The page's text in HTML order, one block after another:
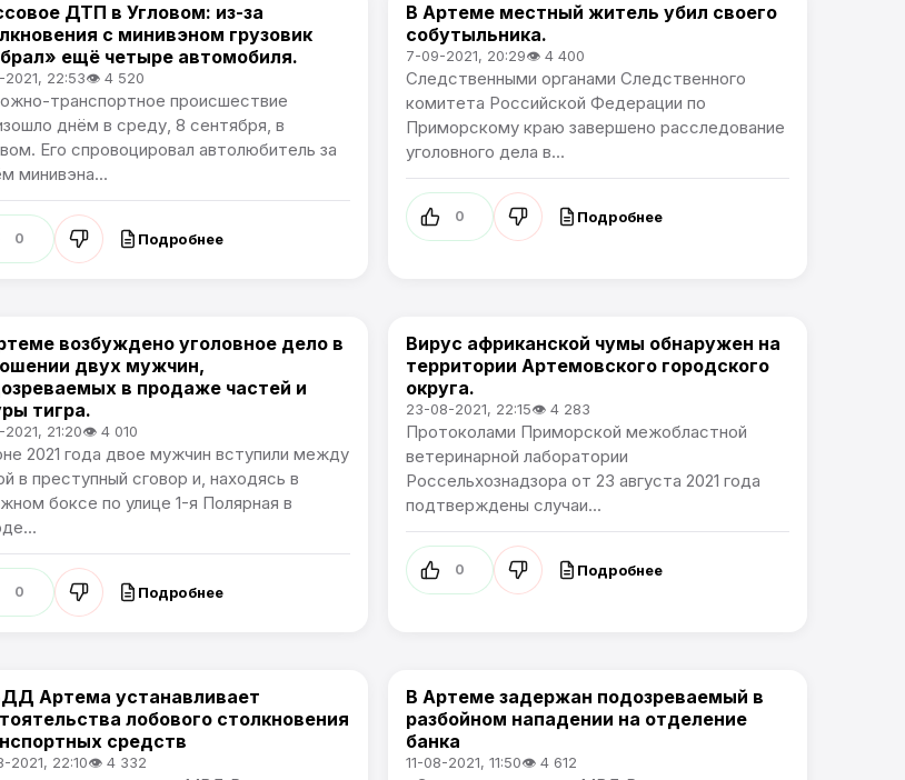
ДТП в Угловом: из-за
с минивэном грузовик
ещё четыре автомобиля.
22:53👁 4 520
транспортное происшествие
днём в среду, 8 сентября, в
Его спровоцировал автолюбитель за
минивэна...
0 Подробнее
Происшествия
В Артеме местный житель убил своего
собутыльника.
7-09-2021, 20:29👁 4 400
Следственными органами Следственного
комитета Российской Федерации по
Приморскому краю завершено расследование
уголовного дела в...
0 Подробнее
возбуждено уголовное дело в
двух мужчин,
в продаже частей и
тигра.
21:20👁 4 010
2021 года двое мужчин вступили между
в преступный сговор и, находясь в
боксе по улице 1-я Полярная в
0 Подробнее
Происшествия
Вирус африканской чумы обнаружен на
территории Артемовского городского
округа.
23-08-2021, 22:15👁 4 283
Протоколами Приморской межобластной
ветеринарной лаборатории
Россельхознадзора от 23 августа 2021 года
подтверждены случаи...
0 Подробнее
Артема устанавливает
лобового столкновения
средств
2021, 22:10👁 4 332
Происшествия
В Артеме задержан подозреваемый в
разбойном нападении на отделение
банка
11-08-2021, 11:50👁 4 612